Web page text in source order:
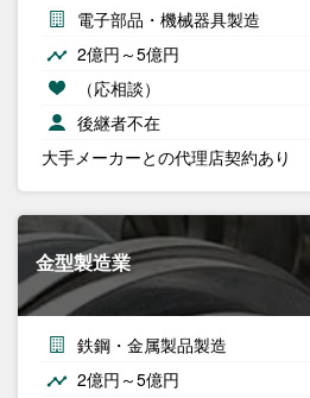
電子部品・機械器具製造
2億円～5億円
（応相談）
後継者不在
大手メーカーとの代理店契約あり
金型製造業
鉄鋼・金属製品製造
2億円～5億円